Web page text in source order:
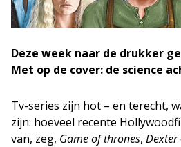
Deze week naar de drukker
Met op de cover: de science
Tv-series zijn hot – en terecht,
zijn: hoeveel recente
van, zeg, Game of thrones, Dexter